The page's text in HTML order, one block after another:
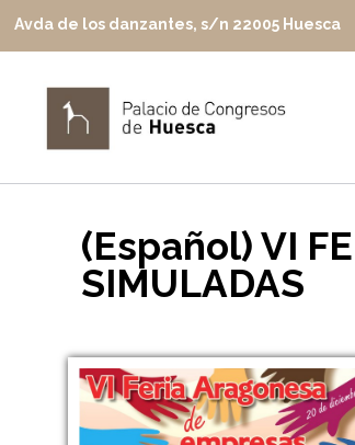
Avda de los danzantes, s/n 22005 Huesca
(Español) VI
SIMULADAS